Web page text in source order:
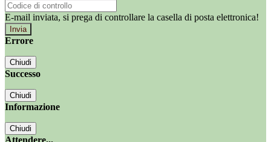
E-mail inviata, si prega di controllare la casella di posta elettronica!
Errore
Chiudi
Successo
Chiudi
Informazione
Chiudi